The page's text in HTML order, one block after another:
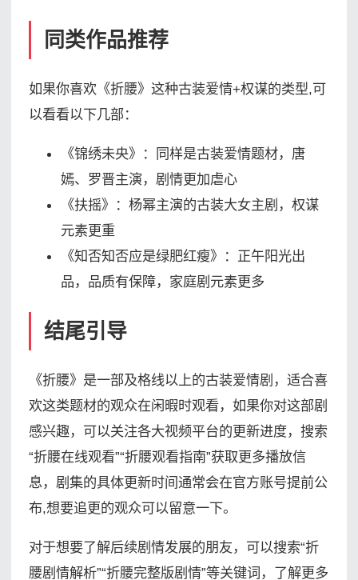
同类作品推荐
如果你喜欢《折腰》这种古装爱情+权谋的类型,可
以看看以下几部：
《锦绣未央》：同样是古装爱情题材，唐
嫣、罗晋主演，剧情更加虐心
《扶摇》：杨幂主演的古装大女主剧，权谋
元素更重
《知否知否应是绿肥红瘦》：正午阳光出
品，品质有保障，家庭剧元素更多
结尾引导
《折腰》是一部及格线以上的古装爱情剧，适合喜
欢这类题材的观众在闲暇时观看，如果你对这部剧
感兴趣，可以关注各大视频平台的更新进度，搜索
“折腰在线观看”“折腰观看指南”获取更多播放信
息，剧集的具体更新时间通常会在官方账号提前公
布,想要追更的观众可以留意一下。
对于想要了解后续剧情发展的朋友，可以搜索“折
腰剧情解析”“折腰完整版剧情”等关键词，了解更多